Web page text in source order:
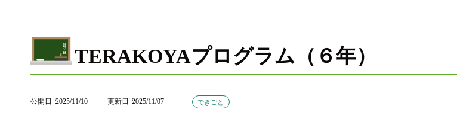
TERAKOYAプログラム（６年）
公開日 2025/11/10 更新日 2025/11/07 できごと